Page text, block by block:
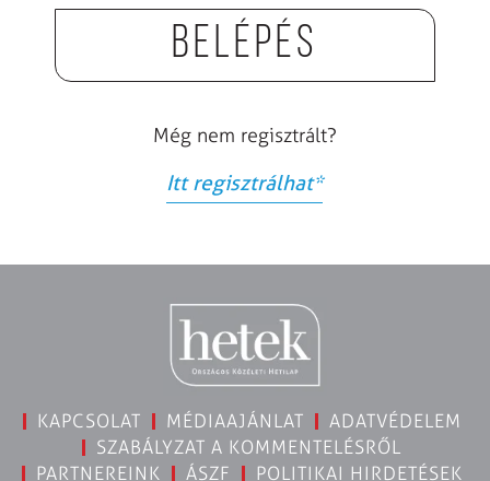
Belépés
Még nem regisztrált?
Itt regisztrálhat*
KAPCSOLAT MÉDIAAJÁNLAT
ADATVÉDELEM
SZABÁLYZAT A KOMMENTELÉSRŐL
PARTNEREINK
ÁSZF
POLITIKAI HIRDETÉSEK